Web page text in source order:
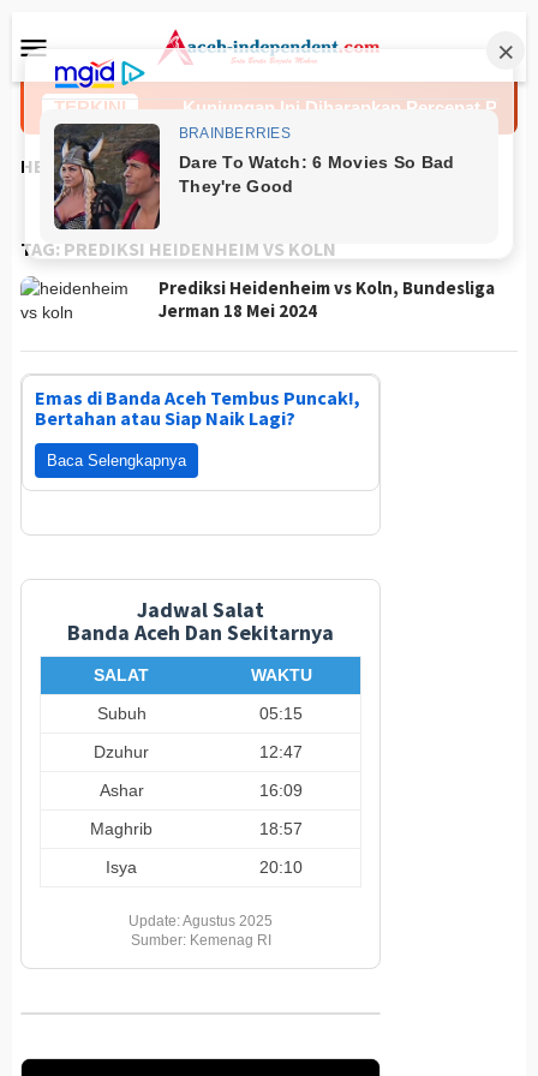
ke
kontenMobile
TERKINI
Tengah Kunjungan Ini Diharapkan Percepat Proses
HEADLINES
TAG: PREDIKSI HEIDENHEIM VS KOLN
Prediksi Heidenheim vs Koln, Bundesliga
Jerman 18 Mei 2024
Emas di Banda Aceh Tembus Puncak!,
Bertahan atau Siap Naik Lagi?
Baca Selengkapnya
Jadwal Salat
Banda Aceh Dan Sekitarnya
SALAT
WAKTU
Subuh
05:15
Dzuhur
12:47
Ashar
16:09
Maghrib
18:57
Isya
20:10
Update: Agustus 2025
Sumber: Kemenag RI